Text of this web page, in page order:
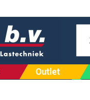
Outlet